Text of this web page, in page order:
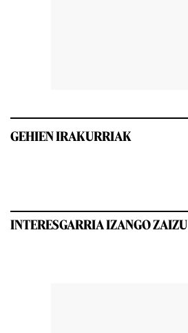
GEHIEN IRAKURRIAK
INTERESGARRIA IZANGO ZAIZU